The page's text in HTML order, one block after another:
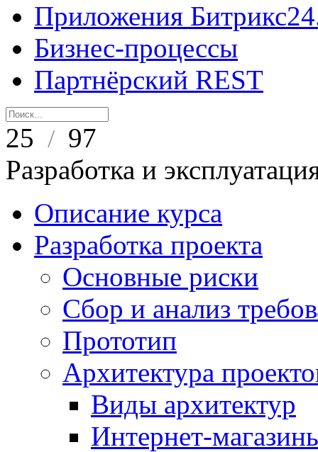
Приложения
Бизнес-процессы
Партнёрский REST
25 / 97
Разработка и
Описание курса
Разработка проекта
Основные риски
Сбор и анализ
Прототип
Архитектура
Виды архитектур
Интернет-